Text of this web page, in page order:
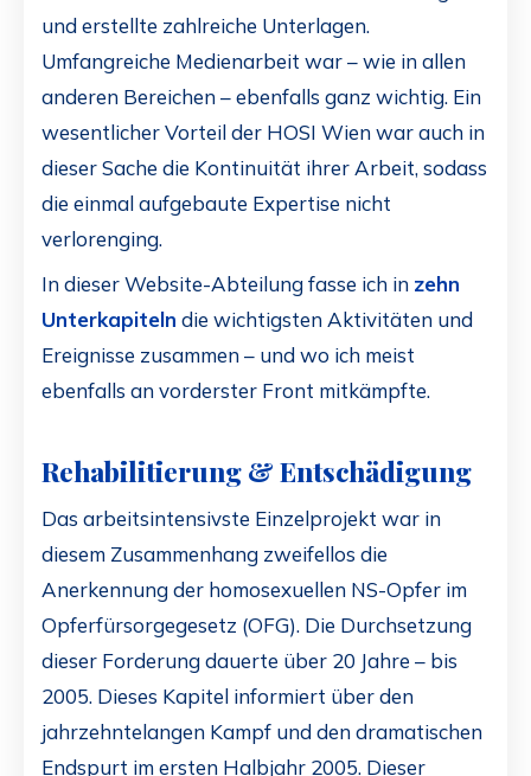
und erstellte zahlreiche Unterlagen.
Umfangreiche Medienarbeit war – wie in allen
anderen Bereichen – ebenfalls ganz wichtig. Ein
wesentlicher Vorteil der HOSI Wien war auch in
dieser Sache die Kontinuität ihrer Arbeit, sodass
die einmal aufgebaute Expertise nicht
verlorenging.
In dieser Website-Abteilung fasse ich in zehn
Unterkapiteln die wichtigsten Aktivitäten und
Ereignisse zusammen – und wo ich meist
ebenfalls an vorderster Front mitkämpfte.
Rehabilitierung & Entschädigung
Das arbeitsintensivste Einzelprojekt war in
diesem Zusammenhang zweifellos die
Anerkennung der homosexuellen NS-Opfer im
Opferfürsorgegesetz (OFG). Die Durchsetzung
dieser Forderung dauerte über 20 Jahre – bis
2005. Dieses Kapitel informiert über den
jahrzehntelangen Kampf und den dramatischen
Endspurt im ersten Halbjahr 2005. Dieser